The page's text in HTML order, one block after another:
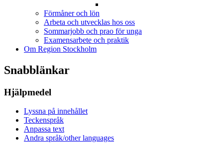
Förmåner och lön
Arbeta och utvecklas hos oss
Sommarjobb och prao för unga
Examensarbete och praktik
Om Region Stockholm
Snabblänkar
Hjälpmedel
Lyssna på innehållet
Teckenspråk
Anpassa text
Andra språk/other languages